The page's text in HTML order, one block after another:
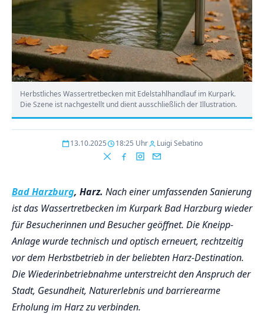
Herbstliches Wassertretbecken mit Edelstahlhandlauf im Kurpark.
Die Szene ist nachgestellt und dient ausschließlich der Illustration.
13.10.2025 18:25 Uhr Luigi Sebatino
Bad Harzburg, Harz. Nach einer umfassenden Sanierung
ist das Wassertretbecken im Kurpark Bad Harzburg wieder
für Besucherinnen und Besucher geöffnet. Die Kneipp-
Anlage wurde technisch und optisch erneuert, rechtzeitig
vor dem Herbstbetrieb in der beliebten Harz-Destination.
Die Wiederinbetriebnahme unterstreicht den Anspruch der
Stadt, Gesundheit, Naturerlebnis und barrierearme
Erholung im Harz zu verbinden.